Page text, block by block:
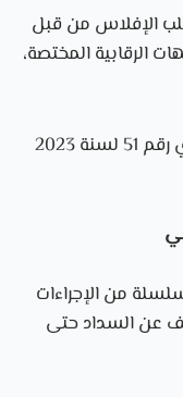
الإفلاس من قبل
الرقابية المختصة،
(المواد 3 و6 و7، المرسوم بقانون اتحادي رقم 51 لسنة 2023
من الإجراءات
عن السداد حتى